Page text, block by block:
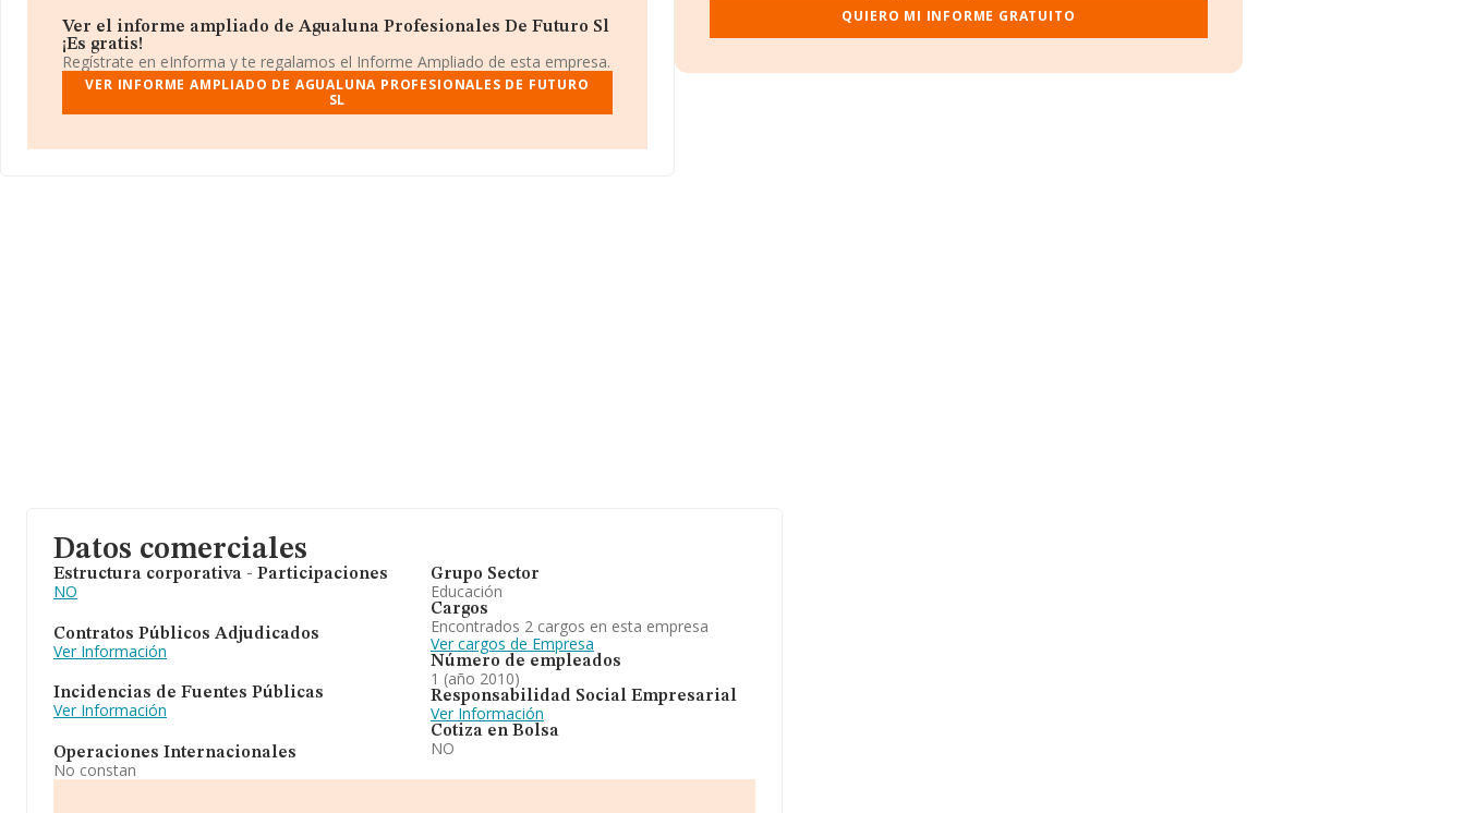
La empresa española Agualuna Profesionales de Futuro S.L, CIF B92962265, está
situada en Calle General Ibañez núm. 42 Plt 1 1, (29013), en el municipio de Málaga,
Andalucía.
En base a la información de la que dispone INFORMA sobre 27.784 compañías, en el
ámbito nacional la facturación alcanza la cifra de 4.215 millones de euros y la media
la información sobre Málaga, en la base de datos INFORMA constan 1154 empresas,
Ver el informe ampliado de Agualuna Profesionales De Futuro Sl
¡Es gratis!
Regístrate en eInforma y te regalamos el Informe Ampliado de esta empresa.
VER INFORME AMPLIADO DE AGUALUNA PROFESIONALES DE FUTURO
SL
QUIERO MI INFORME GRATUITO
Datos comerciales
Estructura corporativa - Participaciones
NO
Contratos Públicos Adjudicados
Ver Información
Incidencias de Fuentes Públicas
Ver Información
Operaciones Internacionales
No constan
Grupo Sector
Educación
Cargos
Encontrados 2 cargos en esta empresa
Ver cargos de Empresa
Número de empleados
1 (año 2010)
Responsabilidad Social Empresarial
Ver Información
Cotiza en Bolsa
NO